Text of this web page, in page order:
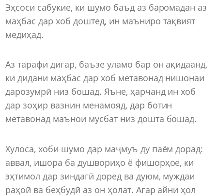
Эҳсоси сабукие, ки шумо баъд аз баромадан аз
маҳбас дар хоб доштед, ин маъниро тақвият
медиҳад.
Аз тарафи дигар, баъзе уламо бар он ақидаанд,
ки дидани маҳбас дар хоб метавонад нишонаи
дарозумрӣ низ бошад. Яъне, ҳарчанд ин хоб
дар зоҳир вазнин менамояд, дар ботин
метавонад маънои мусбат низ дошта бошад.
Хулоса, хоби шумо дар маҷмуъ ду паём дорад:
аввал, ишора ба душвориҳо ё фишорҳое, ки
эҳтимол дар зиндагӣ доред ва дуюм, муждаи
раҳоӣ ва беҳбудӣ аз он ҳолат. Агар айни ҳол